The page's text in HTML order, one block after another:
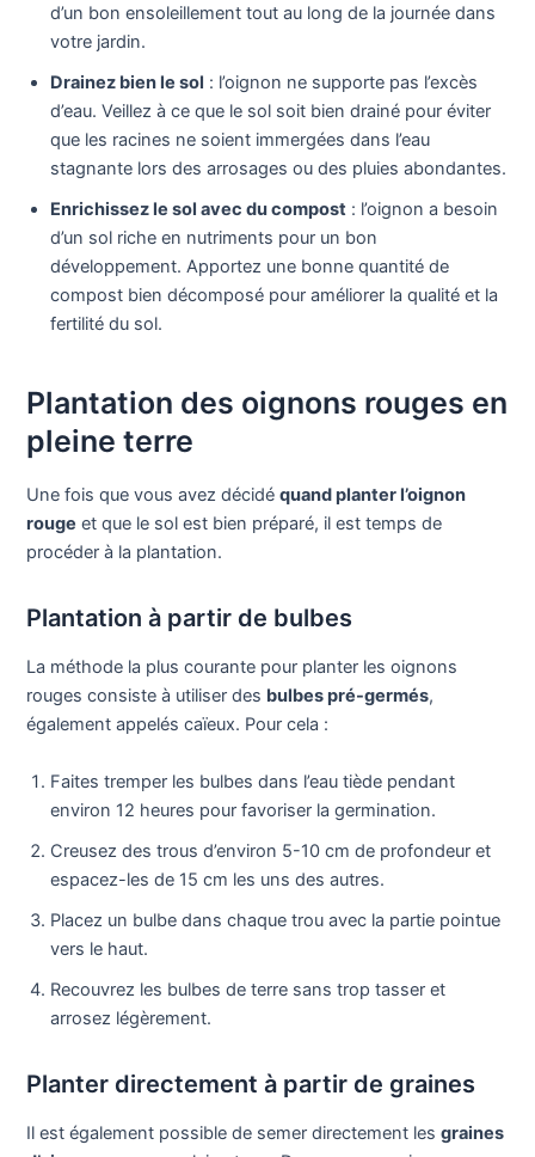
d’un bon ensoleillement tout au long de la journée dans
votre jardin.
Drainez bien le sol : l’oignon ne supporte pas l’excès
d’eau. Veillez à ce que le sol soit bien drainé pour éviter
que les racines ne soient immergées dans l’eau
stagnante lors des arrosages ou des pluies abondantes.
Enrichissez le sol avec du compost : l’oignon a besoin
d’un sol riche en nutriments pour un bon
développement. Apportez une bonne quantité de
compost bien décomposé pour améliorer la qualité et la
fertilité du sol.
Plantation des oignons rouges en
pleine terre
Une fois que vous avez décidéquand planter l’oignon
rouge et que le sol est bien préparé, il est temps de
procéder à la plantation.
Plantation à partir de bulbes
La méthode la plus courante pour planter les oignons
rouges consiste à utiliser des bulbes pré-germés,
également appelés caïeux. Pour cela :
Faites tremper les bulbes dans l’eau tiède pendant
environ 12 heures pour favoriser la germination.
Creusez des trous d’environ 5-10 cm de profondeur et
espacez-les de 15 cm les uns des autres.
Placez un bulbe dans chaque trou avec la partie pointue
vers le haut.
Recouvrez les bulbes de terre sans trop tasser et
arrosez légèrement.
Planter directement à partir de graines
Il est également possible de semer directement lesgraines